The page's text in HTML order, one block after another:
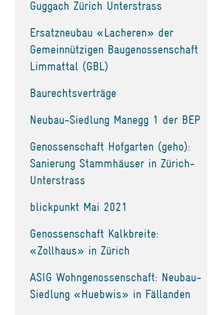
Guggach Zürich Unterstrass
Ersatzneubau «Lacheren» der
Gemeinnützigen Baugenossenschaft
Limmattal (GBL)
Baurechtsverträge
Neubau-Siedlung Manegg 1 der BEP
Genossenschaft Hofgarten (geho):
Sanierung Stammhäuser in Zürich-
Unterstrass
blickpunkt Mai 2021
Genossenschaft Kalkbreite:
«Zollhaus» in Zürich
ASIG Wohngenossenschaft: Neubau-
Siedlung «Huebwis» in Fällanden